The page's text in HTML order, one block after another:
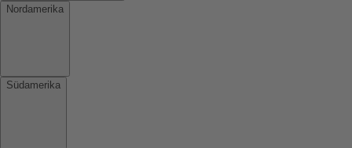
Nordamerika
Südamerika